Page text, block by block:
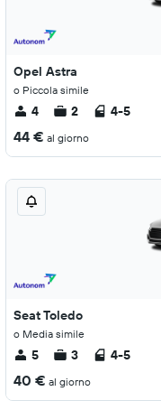
Opel Astra
o Piccola simile
4 2 4-5
44 € al giorno
Seat Toledo
o Media simile
5 3 4-5
40 € al giorno